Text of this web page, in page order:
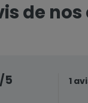
de
/5
1